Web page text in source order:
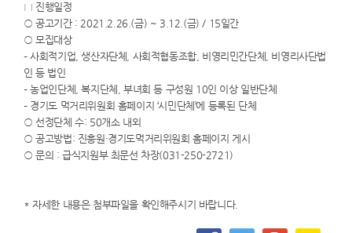
□ 진행일정
○ 공고기간 : 2021.2.26.(금) ~ 3.12.(금) / 15일간
○ 모집대상
– 사회적기업, 생산자단체, 사회적협동조합, 비영리민간단체, 비영리사단법
인 등 법인
– 농업인단체, 복지단체, 부녀회 등 구성원 10인 이상 일반단체
– 경기도 먹거리위원회 홈페이지 ‘시민단체’에 등록된 단체
○ 선정단체 수: 50개소 내외
○ 공고방법: 진흥원·경기도먹거리위원회 홈페이지 게시
○ 문의 : 급식지원부 최문선 차장(031-250-2721)
* 자세한 내용은 첨부파일을 확인해주시기 바랍니다.